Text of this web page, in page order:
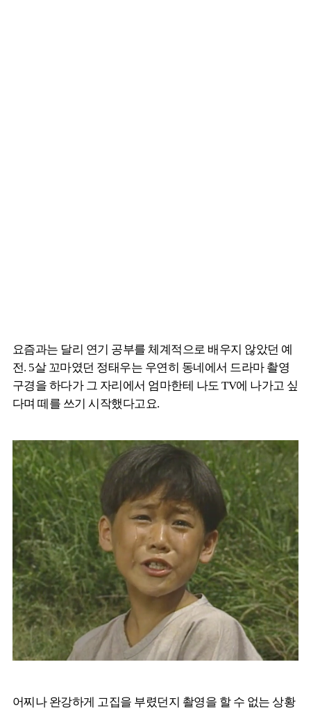
요즘과는 달리 연기 공부를 체계적으로 배우지 않았던 예
전. 5살 꼬마였던 정태우는 우연히 동네에서 드라마 촬영
구경을 하다가 그 자리에서 엄마한테 나도 TV에 나가고 싶
다며 떼를 쓰기 시작했다고요.
어찌나 완강하게 고집을 부렸던지 촬영을 할 수 없는 상황